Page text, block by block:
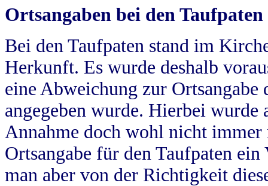
Ortsangaben bei den Taufpaten
Bei den Taufpaten stand im
Herkunft. Es wurde deshalb
eine Abweichung zur
angegeben wurde. Hierbei wurde
Annahme doch wohl nicht
Ortsangabe für den Taufpaten
man aber von der Richtigkeit